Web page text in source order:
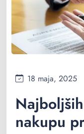
18 maja, 2025
nakupu